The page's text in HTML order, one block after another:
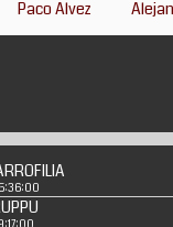
Paco Alvez